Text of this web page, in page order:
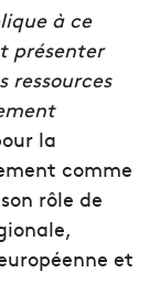
à ce
présenter
ressources
la
comme
rôle de
et